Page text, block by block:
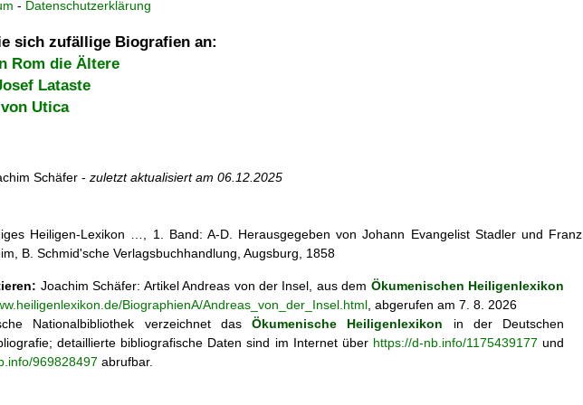
- Datenschutzerklärung
sich zufällige Biografien an:
Rom die Ältere
Lataste
Utica
Schäfer - zuletzt aktualisiert am 06.12.2025
Heiligen-Lexikon …, 1. Band: A-D. Herausgegeben von Johann Evangelist Stadler und Franz
B. Schmid'sche Verlagsbuchhandlung, Augsburg, 1858
Joachim Schäfer: ArtikelAndreas von der Insel, aus dem Ökumenischen Heiligenlexikon
BiographienA/Andreas_von_der_Insel.html , abgerufen am 7. 8. 2026
Nationalbibliothek verzeichnet dasÖkumenische Heiligenlexikon in der Deutschen
detaillierte bibliografische Daten sind im Internet über https://d-nb.info/1175439177 und
969828497 abrufbar.